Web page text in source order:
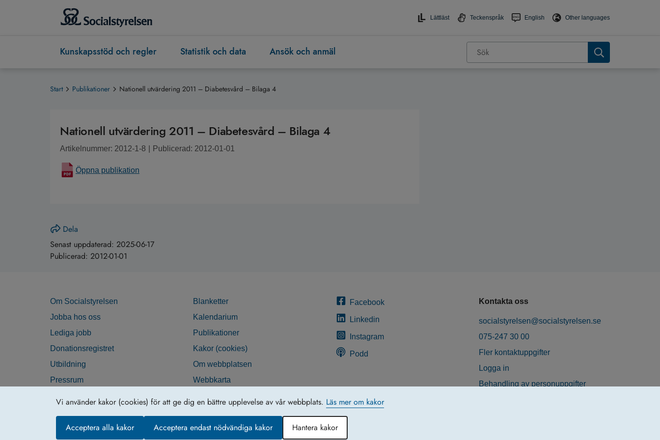
Vi använder kakor (cookies) för att ge dig en bättre upplevelse av vår webbplats. Läs mer om kakor
Acceptera alla kakor Acceptera endast nödvändiga kakor Hantera kakor
Lättläst Teckenspråk English Other languages
Kunskapsstöd och regler Statistik och data Ansök och anmäl
Start Publikationer Nationell utvärdering 2011 – Diabetesvård – Bilaga 4
Nationell utvärdering 2011 – Diabetesvård – Bilaga 4
Artikelnummer: 2012-1-8 Publicerad: 2012-01-01
Öppna publikation
Dela
Senast uppdaterad: 2025-06-17
Publicerad: 2012-01-01
Om Socialstyrelsen
Jobba hos oss
Lediga jobb
Donationsregistret
Utbildning
Pressrum
Blanketter
Kalendarium
Publikationer
Kakor (cookies)
Om webbplatsen
Webbkarta
Facebook
Linkedin
Instagram
Podd
Kontakta oss
socialstyrelsen@socialstyrelsen.se
075-247 30 00
Fler kontaktuppgifter
Logga in
Behandling av personuppgifter